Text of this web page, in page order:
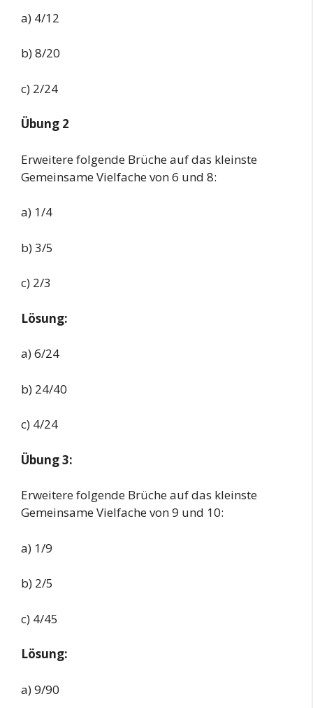
a) 4/12
b) 8/20
c) 2/24
Übung 2
Erweitere folgende Brüche auf das kleinste
Gemeinsame Vielfache von 6 und 8:
a) 1/4
b) 3/5
c) 2/3
Lösung:
a) 6/24
b) 24/40
c) 4/24
Übung 3:
Erweitere folgende Brüche auf das kleinste
Gemeinsame Vielfache von 9 und 10:
a) 1/9
b) 2/5
c) 4/45
Lösung:
a) 9/90